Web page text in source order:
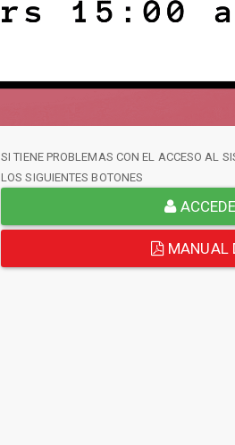
SI TIENE PROBLEMAS CON EL ACCESO AL
LOS SIGUIENTES BOTONES
MANUAL